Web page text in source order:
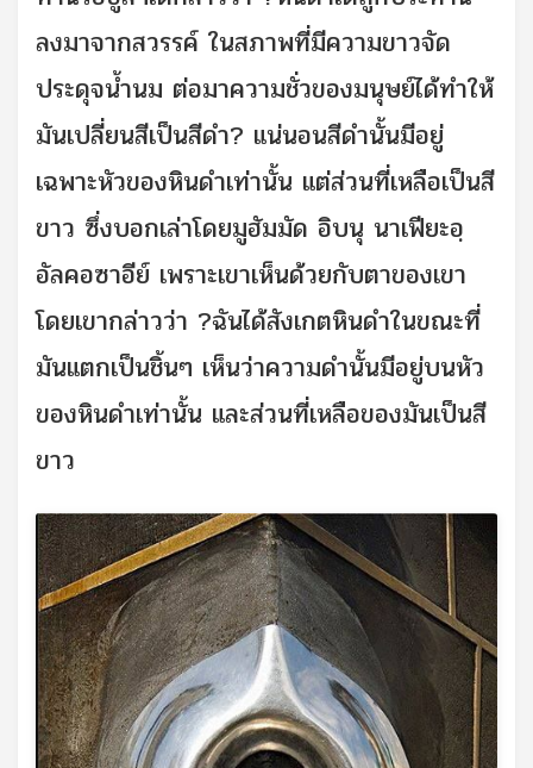
ลงมาจากสวรรค์ ในสภาพที่มีความขาวจัด
ประดุจน้ำนม ต่อมาความชั่วของมนุษย์ได้ทำให้
มันเปลี่ยนสีเป็นสีดำ? แน่นอนสีดำนั้นมีอยู่
เฉพาะหัวของหินดำเท่านั้น แต่ส่วนที่เหลือเป็นสี
ขาว ซึ่งบอกเล่าโดยมูฮัมมัด อิบนุ นาเฟียะอฺ
อัลคอซาอีย์ เพราะเขาเห็นด้วยกับตาของเขา
โดยเขากล่าวว่า ?ฉันได้สังเกตหินดำในขณะที่
มันแตกเป็นชิ้นๆ เห็นว่าความดำนั้นมีอยู่บนหัว
ของหินดำเท่านั้น และส่วนที่เหลือของมันเป็นสี
ขาว